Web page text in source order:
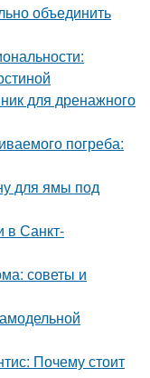
объединить
для дренажного
погреба:
для ямы под
в Санкт-
советы и
Почему стоит